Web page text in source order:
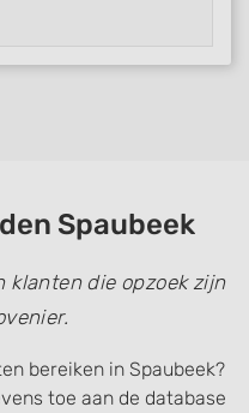
Spaubeek
klanten die opzoek zijn
bereiken in Spaubeek?
toe aan de database